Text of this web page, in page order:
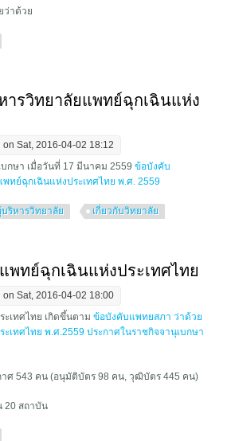
ว่าด้วย
ารวิทยาลัยแพทย์ฉุกเฉินแห่ง
on Sat, 2016-04-02 18:12
กษา เมื่อวันที่ 17 มีนาคม 2559ข้อบังคับ
ทย์ฉุกเฉินแห่งประเทศไทย พ.ศ. 2559
ริหารวิทยาลัย เกี่ยวกับวิทยาลัย
พทย์ฉุกเฉินแห่งประเทศไทย
on Sat, 2016-04-02 18:00
ะเทศไทย เกิดขึ้นตามข้อบังคับแพทยสภา ว่าด้วย
เทศไทย พ.ศ.2559 ประกาศในราชกิจจานุเบกษา
ศ 543 คน (อนุมัติบัตร 98 คน, วุฒิบัตร 445 คน)
20 สถาบัน